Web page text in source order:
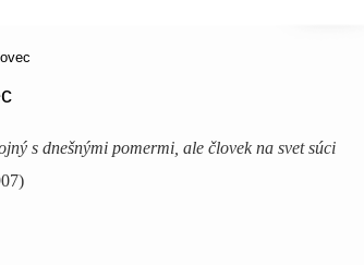
s dnešnými pomermi, ale človek na svet súci